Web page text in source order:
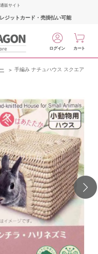
販サイト
ジットカード・売掛払い可能
ログイン カート
手編み ナチュハウス スクエア